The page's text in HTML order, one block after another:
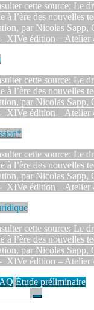
cette source: Le
à l’ère des nouvelles
par Nicolas Sapp,
XIVe édition – Atelier
cette source: Le
à l’ère des nouvelles
par Nicolas Sapp,
XIVe édition – Atelier
cette source: Le
à l’ère des nouvelles
par Nicolas Sapp,
XIVe édition – Atelier
cette source: Le
à l’ère des nouvelles
par Nicolas Sapp,
XIVe édition – Atelier
Étude préliminaire